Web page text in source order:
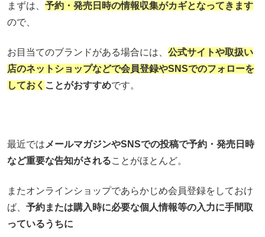
まずは、 予約・発売日時の情報収集がカギとなってきます
ので、
お目当てのブランドがある場合には、 公式サイトや取扱い
店のネットショップなどで会員登録やSNSでのフォローを
しておく ことがおすすめです。
最近では メールマガジンやSNSでの投稿で予約・発売日時
など重要な告知がされることがほとんど。
またオンラインショップであらかじめ会員登録をしておけ
ば、 予約または購入時に必要な個人情報等の入力に手間取
っているうちに